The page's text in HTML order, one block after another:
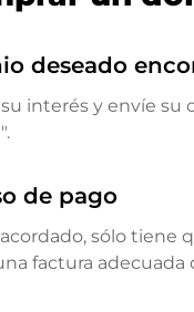
deseado
interés y envíe
de pago
sólo tiene
factura